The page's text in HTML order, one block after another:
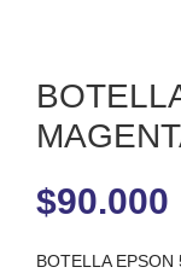
$90.000
BOTELLA